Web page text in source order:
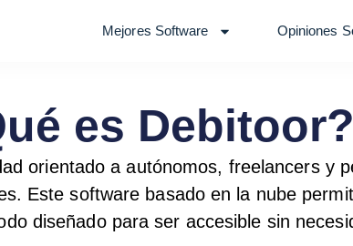
Mejores Software Opiniones
es Debitoor?
orientado a autónomos, freelancers y
Este software basado en la nube
diseñado para ser accesible sin